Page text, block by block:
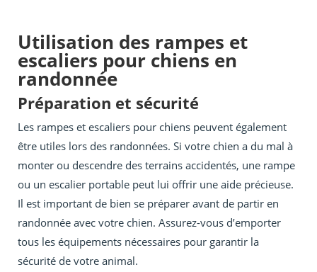
Utilisation des rampes et
escaliers pour chiens en
randonnée
Préparation et sécurité
Les rampes et escaliers pour chiens peuvent également
être utiles lors des randonnées. Si votre chien a du mal à
monter ou descendre des terrains accidentés, une rampe
ou un escalier portable peut lui offrir une aide précieuse.
Il est important de bien se préparer avant de partir en
randonnée avec votre chien. Assurez-vous d’emporter
tous les équipements nécessaires pour garantir la
sécurité de votre animal.